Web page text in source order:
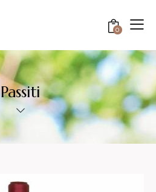
0
Passiti